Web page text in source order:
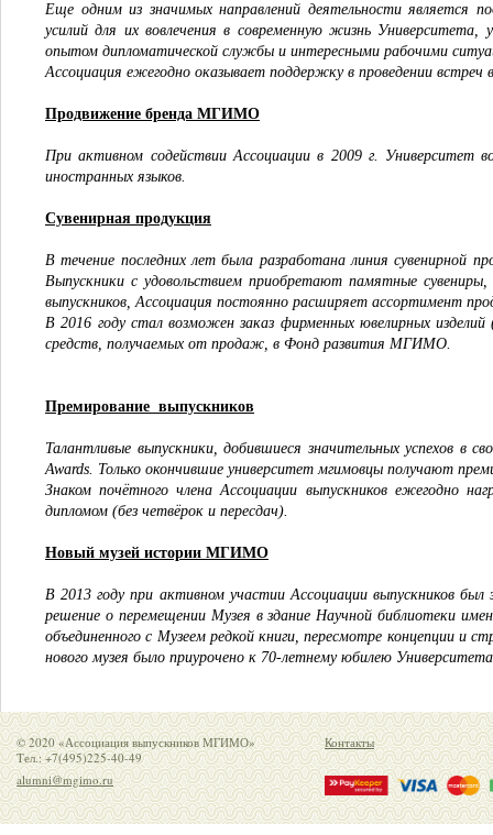
Еще одним из значимых направлений деятельности является
усилий для их вовлечения в современную жизнь
опытом дипломатической службы и интересными рабочими
Ассоциация ежегодно оказывает поддержку в проведении
Продвижение бренда МГИМО
При активном содействии Ассоциации в 2009 г. Университет
иностранных языков.
Сувенирная продукция
В течение последних лет была разработана линия сувенирной
Выпускники с удовольствием приобретают памятные
выпускников, Ассоциация постоянно расширяет ассортимент
В 2016 году стал возможен заказ фирменных ювелирных
средств, получаемых от продаж, в Фонд развития МГИМО.
Премирование выпускников
Талантливые выпускники, добившиеся значительных успехов в
Awards. Только окончившие университет мгимовцы получают
Знаком почётного члена Ассоциации выпускников
дипломом (без четвёрок и пересдач).
Новый музей истории МГИМО
В 2013 году при активном участии Ассоциации выпускников
решение о перемещении Музея в здание Научной библиотеки
объединенного с Музеем редкой книги, пересмотре концепции и
нового музея было приурочено к 70-летнему юбилею
© 2020 «Ассоциация выпускников МГИМО»
Тел.: +7(495)225-40-49
alumni@mgimo.ru
Контакты